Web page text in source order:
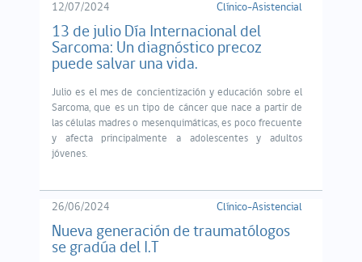
12/07/2024 Clínico-Asistencial
13 de julio Día Internacional del
Sarcoma: Un diagnóstico precoz
puede salvar una vida.
Julio es el mes de concientización y educación sobre el
Sarcoma, que es un tipo de cáncer que nace a partir de
las células madres o mesenquimáticas, es poco frecuente
y afecta principalmente a adolescentes y adultos
jóvenes.
26/06/2024 Clínico-Asistencial
Nueva generación de traumatólogos
se gradúa del I.T